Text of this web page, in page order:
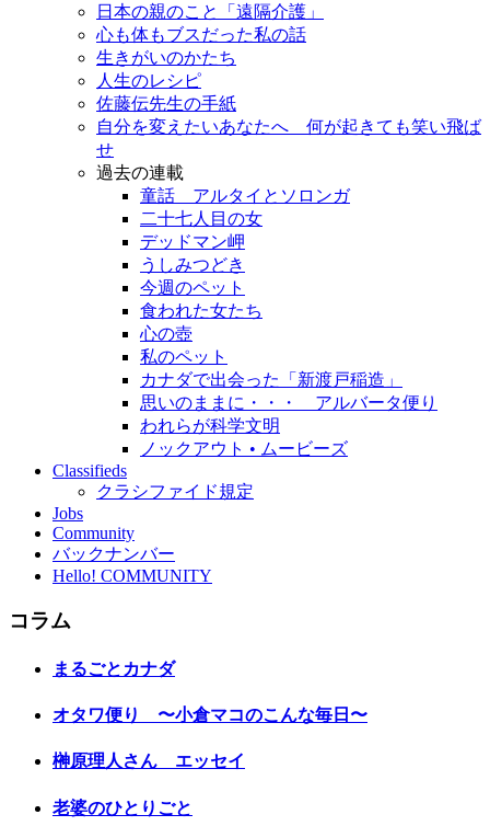
日本の親のこと「遠隔介護」
心も体もブスだった私の話
生きがいのかたち
人生のレシピ
佐藤伝先生の手紙
自分を変えたいあなたへ 何が起きても笑い飛ば
せ
過去の連載
童話 アルタイとソロンガ
二十七人目の女
デッドマン岬
うしみつどき
今週のペット
食われた女たち
心の壺
私のペット
カナダで出会った「新渡戸稲造」
思いのままに・・・ アルバータ便り
われらが科学文明
ノックアウト • ムービーズ
Classifieds
クラシファイド規定
Jobs
Community
バックナンバー
Hello! COMMUNITY
コラム
まるごとカナダ
オタワ便り 〜小倉マコのこんな毎日〜
榊原理人さん エッセイ
老婆のひとりごと